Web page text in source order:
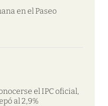
en el Paseo
el IPC oficial,
al 2,9%